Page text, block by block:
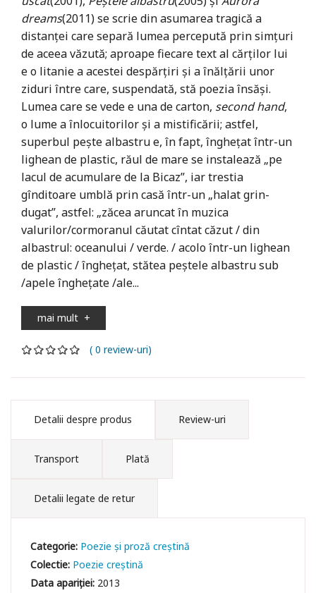
dreams(2011) se scrie din asumarea tragică a
distanței care separă lumea percepută prin simțuri
de aceea văzută; aproape fiecare text al cărților lui
e o litanie a acestei despărțiri și a înălțării unor
ziduri între care, suspendată, stă poezia însăși.
Lumea care se vede e una de carton, second hand,
o lume a înlocui­torilor și a mistificării; astfel,
superbul pește albastru e, în fapt, înghețat într-un
lighean de plastic, răul de mare se instalează „pe
lacul de acumulare de la Bicaz”, iar trestia
gînditoare umblă prin casă într-un „halat grin­
dugat”, astfel: „zăcea aruncat în muzica
valurilor/cormoranul căutat cîntat căzut / din
albastrul: oceanului / verde. / acolo într-un lighean
de plastic / înghețat, stătea peștele albastru sub
/apele înghețate /ale...
mai mult +
( 0 review-uri)
Detalii despre produs Review-uri
Transport Plată
Detalii legate de retur
Categorie: Poezie și proză creștină
Colectie: Poezie creștină
Data apariției: 2013